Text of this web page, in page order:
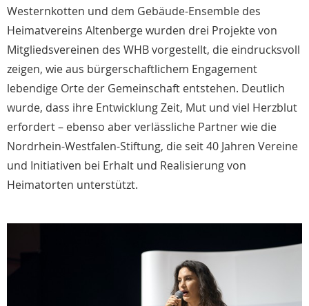
Westernkotten und dem Gebäude-Ensemble des
Heimatvereins Altenberge wurden drei Projekte von
Mitgliedsvereinen des WHB vorgestellt, die eindrucksvoll
zeigen, wie aus bürgerschaftlichem Engagement
lebendige Orte der Gemeinschaft entstehen. Deutlich
wurde, dass ihre Entwicklung Zeit, Mut und viel Herzblut
erfordert – ebenso aber verlässliche Partner wie die
Nordrhein-Westfalen-Stiftung, die seit 40 Jahren Vereine
und Initiativen bei Erhalt und Realisierung von
Heimatorten unterstützt.